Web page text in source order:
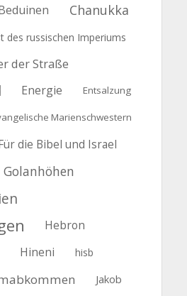
Chanukka
des russischen Imperiums
der Straße
Energie Entsalzung
Marienschwestern
die Bibel und Israel
Golanhöhen
Hebron
Hineni hisb
Jakob